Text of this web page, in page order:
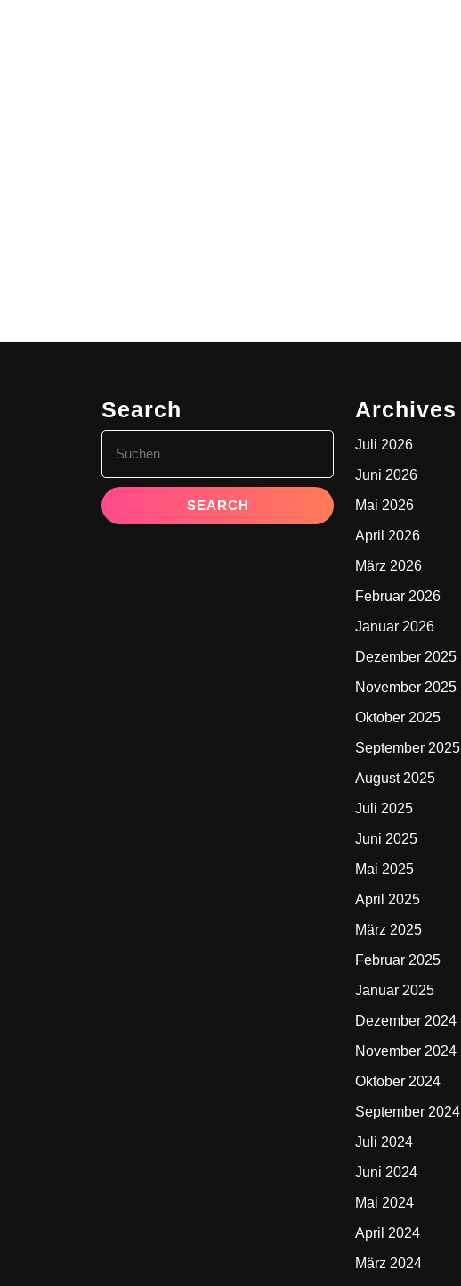
Search
for:
Archives
Juli 2026
Juni 2026
Mai 2026
April 2026
März 2026
Februar 2026
Januar 2026
Dezember 2025
November 2025
Oktober 2025
September 2025
August 2025
Juli 2025
Juni 2025
Mai 2025
April 2025
März 2025
Februar 2025
Januar 2025
Dezember 2024
November 2024
Oktober 2024
September 2024
Juli 2024
Juni 2024
Mai 2024
April 2024
März 2024